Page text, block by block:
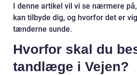
I denne artikel vil vi se nærmere
kan tilbyde dig, og hvorfor det er
tænderne sunde.
Hvorfor skal du
tandlæge i Vejen?